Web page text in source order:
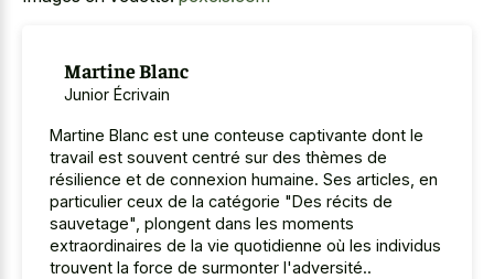
Martine Blanc
Junior Écrivain
Martine Blanc est une conteuse captivante dont le
travail est souvent centré sur des thèmes de
résilience et de connexion humaine. Ses articles, en
particulier ceux de la catégorie "Des récits de
sauvetage", plongent dans les moments
extraordinaires de la vie quotidienne où les individus
trouvent la force de surmonter l'adversité..